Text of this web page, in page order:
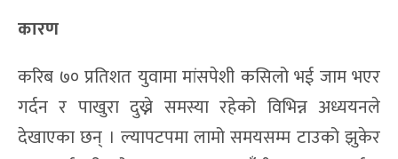
कारण
करिब ७० प्रतिशत युवामा मांसपेशी कसिलो भई जाम भएर
गर्दन र पाखुरा दुख्ने समस्या रहेको विभिन्न अध्ययनले
देखाएका छन् । ल्यापटपमा लामो समयसम्म टाउको झुकेर